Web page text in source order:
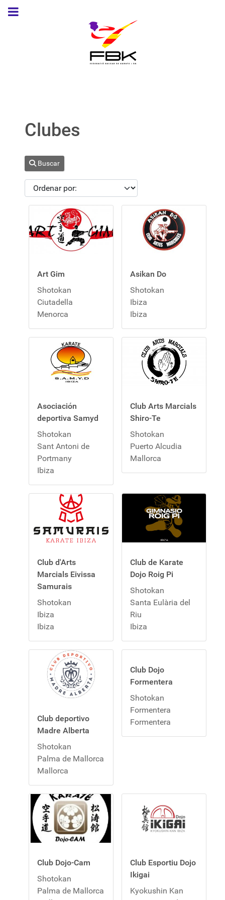
Clubes
Buscar
Ordenar tabla por:
Art Gim
Shotokan
Ciutadella
Menorca
Asikan Do
Shotokan
Ibiza
Ibiza
Asociación
deportiva Samyd
Shotokan
Sant Antoni de
Portmany
Ibiza
Club Arts Marcials
Shiro-Te
Shotokan
Puerto Alcudia
Mallorca
Club d'Arts
Marcials Eivissa
Samurais
Shotokan
Ibiza
Ibiza
Club de Karate
Dojo Roig Pi
Shotokan
Santa Eulària del
Riu
Ibiza
Club deportivo
Madre Alberta
Shotokan
Palma de Mallorca
Mallorca
Club Dojo
Formentera
Shotokan
Formentera
Formentera
Club Dojo-Cam
Shotokan
Palma de Mallorca
Club Esportiu Dojo
Ikigai
Kyokushin Kan